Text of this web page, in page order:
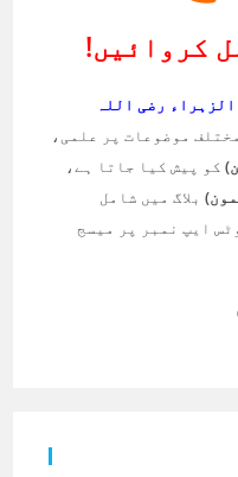
کروائیں!
رضی اللہ
موضوعات پر علمی،
کو پیش کیا جاتا ہے،
بلاگ میں شامل
ایپ نمبر پر میسج